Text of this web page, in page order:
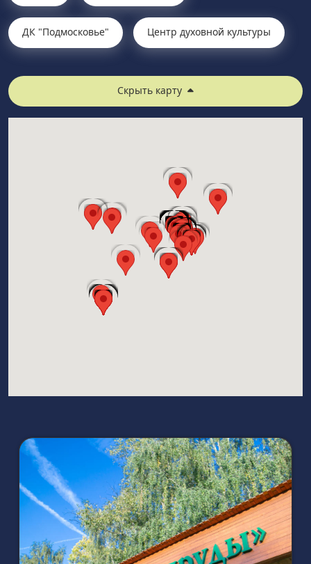
ДК "Подмосковье" Центр духовной культуры
Скрыть карту